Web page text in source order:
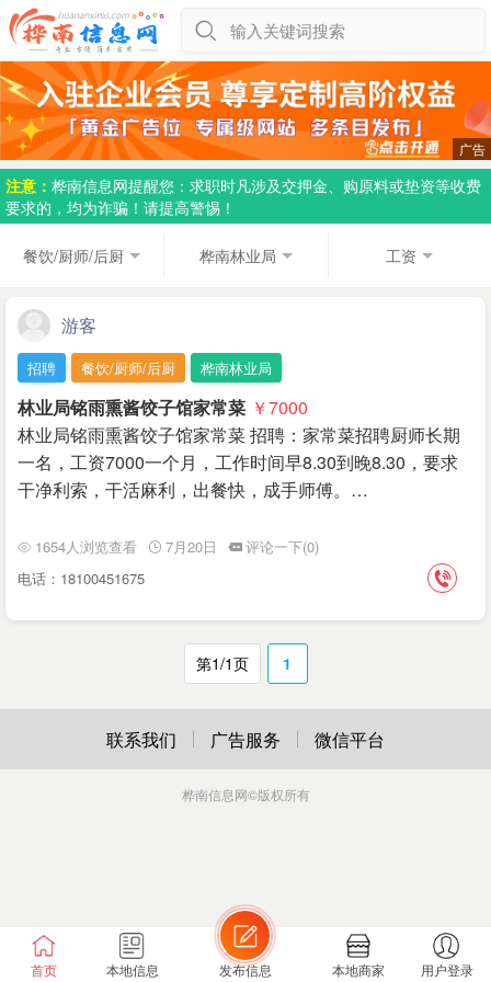
输入关键词搜索
注意： 桦南信息网提醒您：求职时凡涉及交押金、购原料或垫资等收费
要求的，均为诈骗！请提高警惕！
餐饮/厨师/后厨 桦南林业局 工资
游客
招聘 餐饮/厨师/后厨 桦南林业局
林业局铭雨熏酱饺子馆家常菜 ￥7000
林业局铭雨熏酱饺子馆家常菜 招聘：家常菜招聘厨师长期
一名，工资7000一个月，工作时间早8.30到晚8.30，要求
干净利索，干活麻利，出餐快，成手师傅。…
1654人浏览查看 7月20日
评论一下(0)
电话：18100451675
第1/1页 1
首页 本地信息 发布信息 本地商家 用户登录
联系我们 广告服务 微信平台
桦南信息网©版权所有